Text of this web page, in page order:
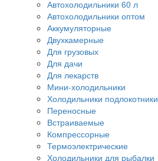
Автохолодильники 60 л
Автохолодильники оптом
Аккумуляторные
Двухкамерные
Для грузовых
Для дачи
Для лекарств
Мини-холодильники
Холодильники подлокотники
Переносные
Встраиваемые
Компрессорные
Термоэлектрические
Холодильники для рыбалки